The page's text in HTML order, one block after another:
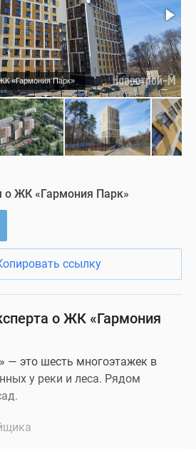
«Гармония Парк»
о ЖК «Гармония Парк»
ссылку
о ЖК «Гармония
— это шесть многоэтажек в
у реки и леса. Рядом